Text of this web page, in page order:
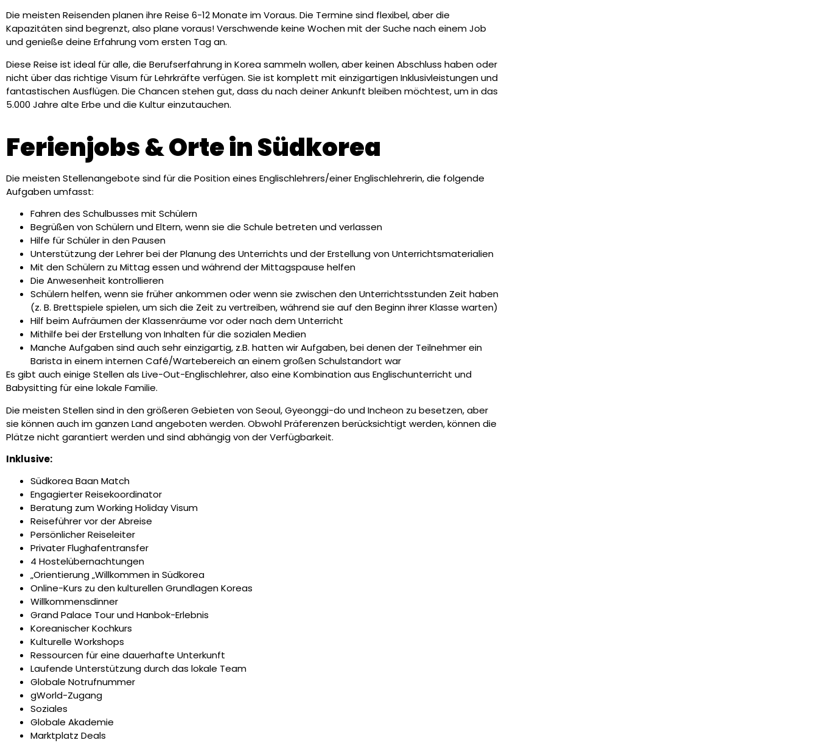
Die meisten Reisenden planen ihre Reise 6-12 Monate im Voraus. Die Termine sind flexibel, aber die
Kapazitäten sind begrenzt, also plane voraus! Verschwende keine Wochen mit der Suche nach einem Job
und genieße deine Erfahrung vom ersten Tag an.
Diese Reise ist ideal für alle, die Berufserfahrung in Korea sammeln wollen, aber keinen Abschluss haben oder
nicht über das richtige Visum für Lehrkräfte verfügen. Sie ist komplett mit einzigartigen Inklusivleistungen und
fantastischen Ausflügen. Die Chancen stehen gut, dass du nach deiner Ankunft bleiben möchtest, um in das
5.000 Jahre alte Erbe und die Kultur einzutauchen.
Ferienjobs & Orte in Südkorea
Die meisten Stellenangebote sind für die Position eines Englischlehrers/einer Englischlehrerin, die folgende
Aufgaben umfasst:
Fahren des Schulbusses mit Schülern
Begrüßen von Schülern und Eltern, wenn sie die Schule betreten und verlassen
Hilfe für Schüler in den Pausen
Unterstützung der Lehrer bei der Planung des Unterrichts und der Erstellung von Unterrichtsmaterialien
Mit den Schülern zu Mittag essen und während der Mittagspause helfen
Die Anwesenheit kontrollieren
Schülern helfen, wenn sie früher ankommen oder wenn sie zwischen den Unterrichtsstunden Zeit haben
(z. B. Brettspiele spielen, um sich die Zeit zu vertreiben, während sie auf den Beginn ihrer Klasse warten)
Hilf beim Aufräumen der Klassenräume vor oder nach dem Unterricht
Mithilfe bei der Erstellung von Inhalten für die sozialen Medien
Manche Aufgaben sind auch sehr einzigartig, z.B. hatten wir Aufgaben, bei denen der Teilnehmer ein
Barista in einem internen Café/Wartebereich an einem großen Schulstandort war
Es gibt auch einige Stellen als Live-Out-Englischlehrer, also eine Kombination aus Englischunterricht und
Babysitting für eine lokale Familie.
Die meisten Stellen sind in den größeren Gebieten von Seoul, Gyeonggi-do und Incheon zu besetzen, aber
sie können auch im ganzen Land angeboten werden. Obwohl Präferenzen berücksichtigt werden, können die
Plätze nicht garantiert werden und sind abhängig von der Verfügbarkeit.
Inklusive:
Südkorea Baan Match
Engagierter Reisekoordinator
Beratung zum Working Holiday Visum
Reiseführer vor der Abreise
Persönlicher Reiseleiter
Privater Flughafentransfer
4 Hostelübernachtungen
„Orientierung „Willkommen in Südkorea
Online-Kurs zu den kulturellen Grundlagen Koreas
Willkommensdinner
Grand Palace Tour und Hanbok-Erlebnis
Koreanischer Kochkurs
Kulturelle Workshops
Ressourcen für eine dauerhafte Unterkunft
Laufende Unterstützung durch das lokale Team
Globale Notrufnummer
gWorld-Zugang
Soziales
Globale Akademie
Marktplatz Deals